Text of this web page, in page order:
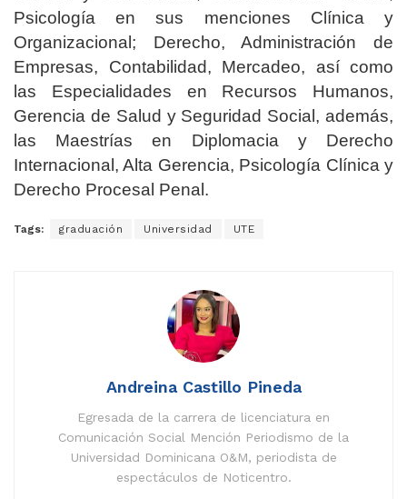
Psicología en sus menciones Clínica y
Organizacional; Derecho, Administración de
Empresas, Contabilidad, Mercadeo, así como
las Especialidades en Recursos Humanos,
Gerencia de Salud y Seguridad Social, además,
las Maestrías en Diplomacia y Derecho
Internacional, Alta Gerencia, Psicología Clínica y
Derecho Procesal Penal.
Tags: graduación Universidad UTE
Andreina Castillo Pineda
Egresada de la carrera de licenciatura en
Comunicación Social Mención Periodismo de la
Universidad Dominicana O&M, periodista de
espectáculos de Noticentro.